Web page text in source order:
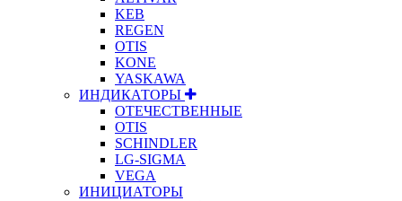
KEB
REGEN
OTIS
KONE
YASKAWA
ИНДИКАТОРЫ
ОТЕЧЕСТВЕННЫЕ
OTIS
SCHINDLER
LG-SIGMA
VEGA
ИНИЦИАТОРЫ